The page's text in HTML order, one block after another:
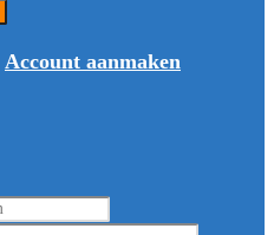
Account aanmaken